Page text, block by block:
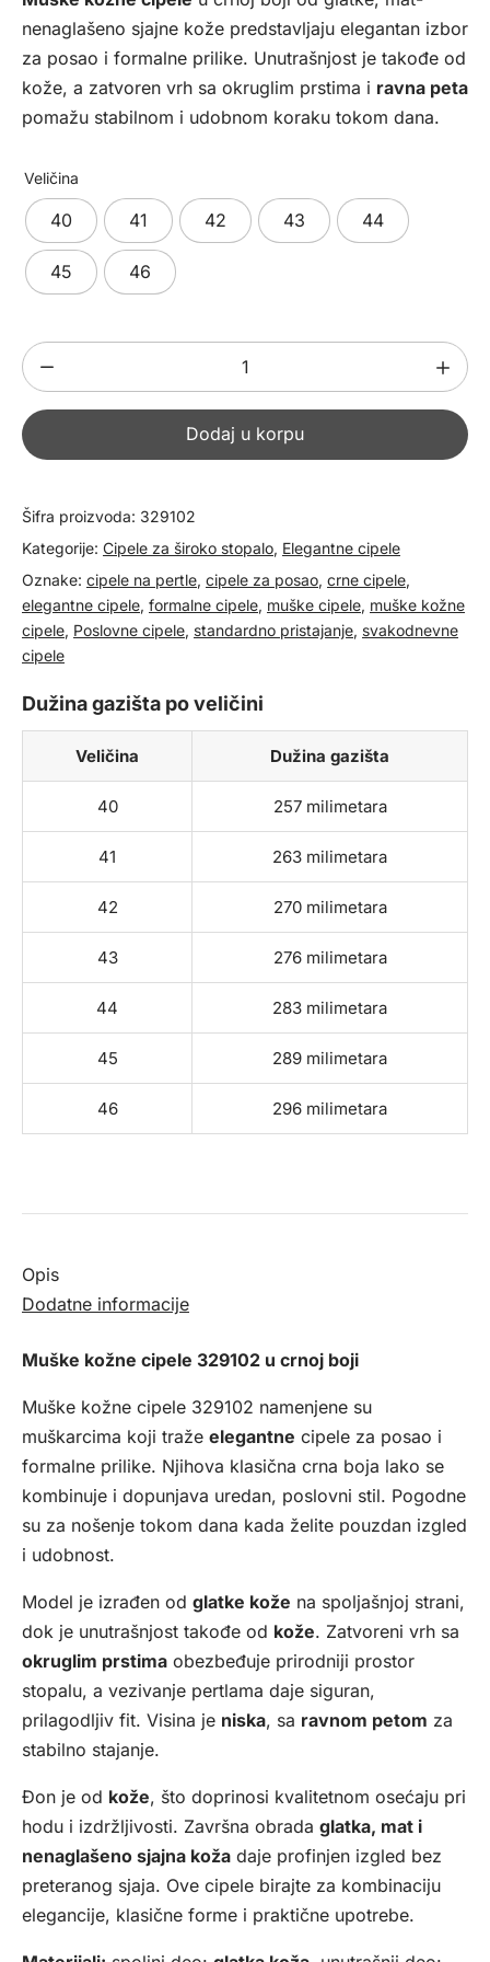
bila:
10990,00 рсд.
9891,00 рсд.
nenaglašeno sjajne kože predstavljaju elegantan izbor
za posao i formalne prilike. Unutrašnjost je takođe od
kože, a zatvoren vrh sa okruglim prstima i ravna peta
pomažu stabilnom i udobnom koraku tokom dana.
Veličina
40 41 42 43 44
45 46
Muške
kožne
cipele
329102
Dodaj u korpu
Šifra proizvoda: 329102
Kategorije: Cipele za široko stopalo, Elegantne cipele
Oznake: cipele na pertle, cipele za posao, crne cipele,
elegantne cipele, formalne cipele, muške cipele, muške kožne
cipele, Poslovne cipele, standardno pristajanje, svakodnevne
cipele
Dužina gazišta po veličini
Veličina Dužina gazišta
40 257 milimetara
41 263 milimetara
42 270 milimetara
43 276 milimetara
44 283 milimetara
45 289 milimetara
46 296 milimetara
Opis
Dodatne informacije
Muške kožne cipele 329102 u crnoj boji
Muške kožne cipele 329102 namenjene su
muškarcima koji traže elegantne cipele za posao i
formalne prilike. Njihova klasična crna boja lako se
kombinuje i dopunjava uredan, poslovni stil. Pogodne
su za nošenje tokom dana kada želite pouzdan izgled
i udobnost.
Model je izrađen od glatke kože na spoljašnjoj strani,
dok je unutrašnjost takođe od kože. Zatvoreni vrh sa
okruglim prstima obezbeđuje prirodniji prostor
stopalu, a vezivanje pertlama daje siguran,
prilagodljiv fit. Visina je niska, sa ravnom petom za
stabilno stajanje.
Đon je od kože, što doprinosi kvalitetnom osećaju pri
hodu i izdržljivosti. Završna obrada glatka, mat i
nenaglašeno sjajna koža daje profinjen izgled bez
preteranog sjaja. Ove cipele birajte za kombinaciju
elegancije, klasične forme i praktične upotrebe.